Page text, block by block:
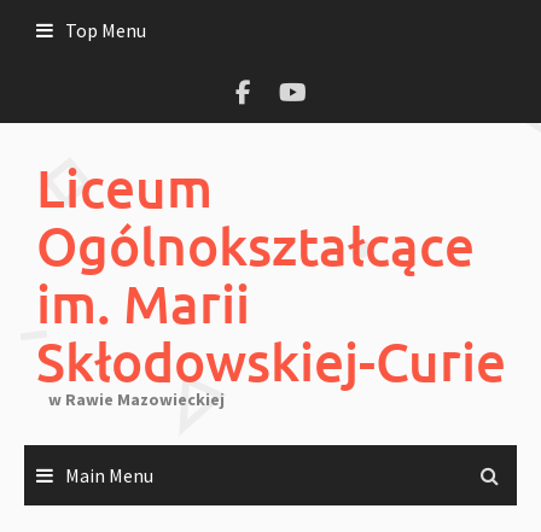
Top Menu
Liceum
Ogólnokształcące
im. Marii
Skłodowskiej-Curie
w Rawie Mazowieckiej
Main Menu